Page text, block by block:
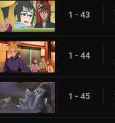
1 - 43
1 - 44
1 - 45